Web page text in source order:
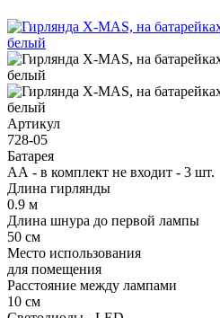
Артикул
728-05
Батарея
АА - в комплект не входит - 3 шт.
Длина гирлянды
0.9 м
Длина шнура до первой лампы
50 см
Место использования
для помещения
Расстояние между лампами
10 см